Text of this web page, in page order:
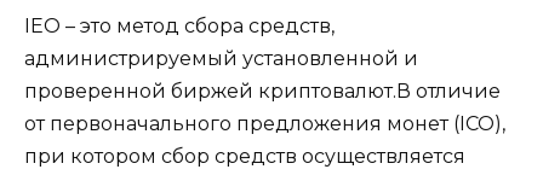
IEO – это метод сбора средств,
администрируемый установленной и
проверенной биржей криптовалют.В отличие
от первоначального предложения монет (ICO),
при котором сбор средств осуществляется